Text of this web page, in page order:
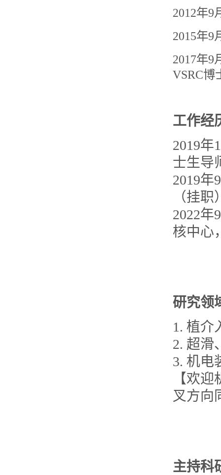
2012年9
2015年9
2017年9
VSRC博
工作经
2019年
士生导
2019年
（挂职
2022年
核中心
研究领
1. 植介
2. 超滑
3. 机电
【欢
叉方向
主持科